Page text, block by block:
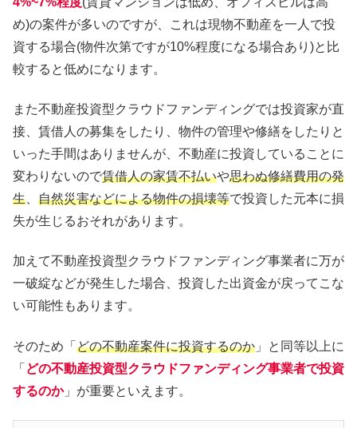
め)の案件が多いのですが、これは現物不動産を一人で投
資する場合(物件次第ですが10%程度になる場合あり)と比
較すると低めになります。
また不動産投資型クラウドファンディングでは投資家が直
接、賃借人の募集をしたり、物件の管理や修繕をしたりと
いった手間はありませんが、不動産に投資していることに
変わりないので賃借人の家賃不払いや思わぬ修繕費用の発
生
自然災害などによる物件の損壊等で投資した元本に損
失が生じるおそれがあります。
加えて不動産投資型クラウドファンディング事業者に万が
一破綻などが発生した場合、投資した出資金が戻ってこな
い可能性もあります。
そのため「 どの不動産案件に投資するのか 」と同等以上に
「 どの不動産投資型クラウドファンディング事業者で投資
するのか」が重要といえます。